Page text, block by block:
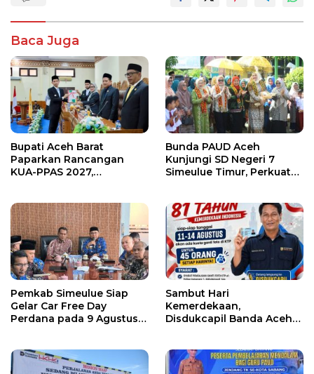
Baca Juga
Bupati Aceh Barat
Paparkan Rancangan
KUA-PPAS 2027,
Triliun
Bunda PAUD Aceh
Kunjungi SD Negeri 7
Simeulue Timur, Perkuat
Pemkab Simeulue Siap
Gelar Car Free Day
Perdana pada 9 Agustus
Sambut Hari
Kemerdekaan,
Disdukcapil Banda Aceh